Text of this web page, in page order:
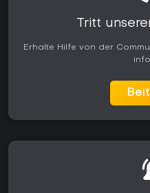
Tritt
Erhalte Hilfe von der